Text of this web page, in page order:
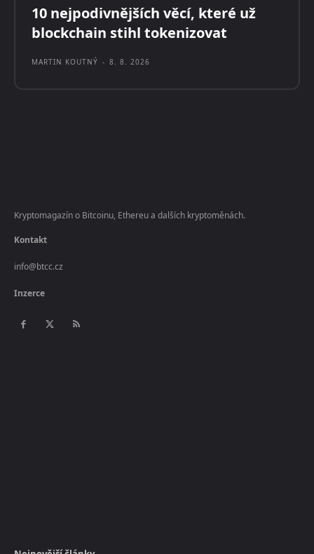
10 nejpodivnějších věcí, které už
blockchain stihl tokenizovat
MARTIN KOUTNÝ - 8. 8. 2026
Kryptomagazín o Bitcoinu, Ethereu a dalších kryptoměnách.
Kontakt
info@btcc.cz
Inzerce